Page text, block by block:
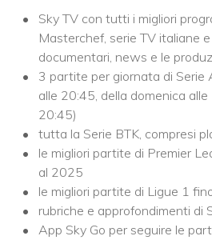
Sky TV con tutti i migliori
Masterchef, serie TV italiane
documentari, news e le
3 partite per giornata di Serie
alle 20:45, della domenica
20:45)
tutta la Serie BTK, compresi
le migliori partite di Premier
al 2025
le migliori partite di Ligue 1
rubriche e approfondimenti di
App Sky Go per seguire le